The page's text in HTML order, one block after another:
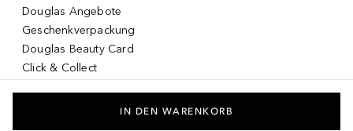
Douglas Angebote
Geschenkverpackung
Douglas Beauty Card
Click & Collect
IN DEN WARENKORB